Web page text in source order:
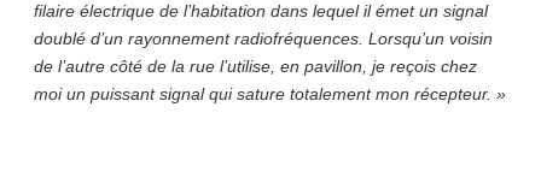
filaire électrique de l’habitation dans lequel il émet un signal
doublé d’un rayonnement radiofréquences. Lorsqu’un voisin
de l’autre côté de la rue l’utilise, en pavillon, je reçois chez
moi un puissant signal qui sature totalement mon récepteur. »